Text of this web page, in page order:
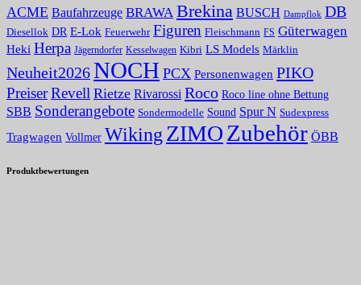
ACME Baufahrzeuge BRAWA Brekina BUSCH Dampflok DB
Diesellok DR E-Lok Feuerwehr Figuren Fleischmann FS Güterwagen
Heki Herpa Jägerndorfer Kesselwagen Kibri LS Models Märklin
Neuheit2026NOCH PCX Personenwagen PIKO
PreiserRevell Rietze Rivarossi Roco Roco line ohne Bettung
SBB Sonderangebote Sondermodelle Sound Spur N Sudexpress
Tragwagen Vollmer Wiking ZIMOZubehör ÖBB
Produktbewertungen